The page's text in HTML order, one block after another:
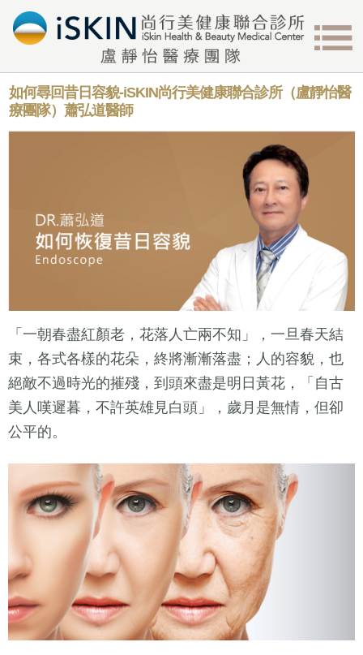
如何尋回昔日容貌-iSKIN尚行美健康聯合診所（盧靜怡醫
療團隊）蕭弘道醫師
「一朝春盡紅顏老，花落人亡兩不知」，一旦春天結
束，各式各樣的花朵，終將漸漸落盡；人的容貌，也
絕敵不過時光的摧殘，到頭來盡是明日黃花，「自古
美人嘆遲暮，不許英雄見白頭」，歲月是無情，但卻
公平的。